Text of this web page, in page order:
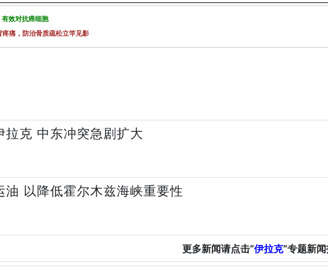
效对抗癌细胞
痛，防治骨质疏松立竿见影
拉克 中东冲突急剧扩大
油 以降低霍尔木兹海峡重要性
更多新闻请点击“伊拉克”专题新